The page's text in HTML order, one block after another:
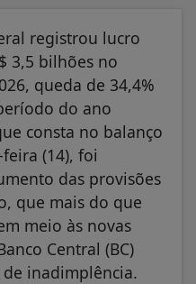
registrou lucro
3,5 bilhões no
queda de 34,4%
do ano
consta no balanço
(14), foi
das provisões
que mais do que
meio às novas
Central (BC)
inadimplência.